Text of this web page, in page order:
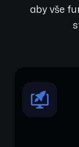
aby vše